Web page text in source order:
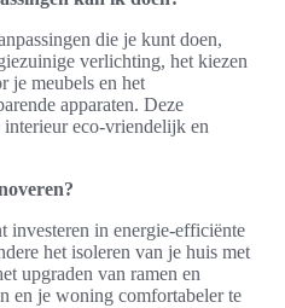
die je kunt doen,
verlichting, het kiezen
je meubels en het
apparaten. Deze
interieur eco-vriendelijk en
investeren in energie-efficiënte
het isoleren van je huis met
upgraden van ramen en
en je woning comfortabeler te